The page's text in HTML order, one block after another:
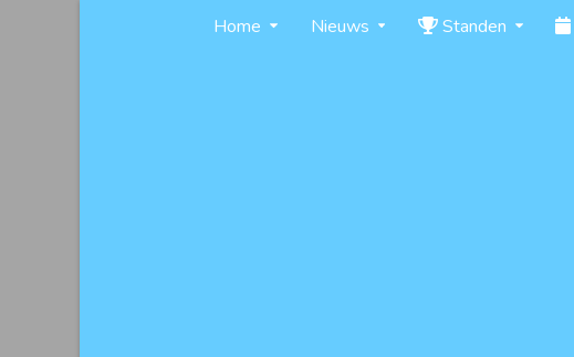
Home Nieuws Standen